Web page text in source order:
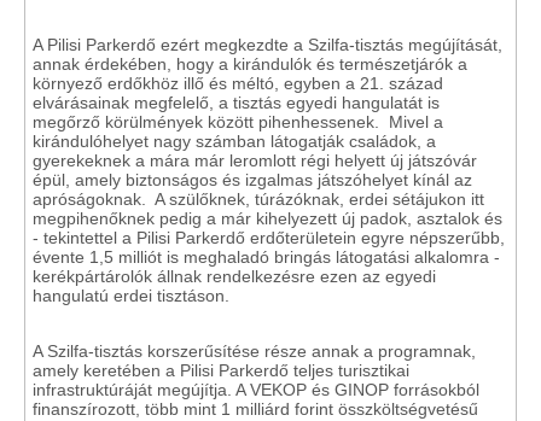
A Pilisi Parkerdő ezért megkezdte a Szilfa-tisztás megújítását,
annak érdekében, hogy a kirándulók és természetjárók a
környező erdőkhöz illő és méltó, egyben a 21. század
elvárásainak megfelelő, a tisztás egyedi hangulatát is
megőrző körülmények között pihenhessenek. Mivel a
kirándulóhelyet nagy számban látogatják családok, a
gyerekeknek a mára már leromlott régi helyett új játszóvár
épül, amely biztonságos és izgalmas játszóhelyet kínál az
apróságoknak. A szülőknek, túrázóknak, erdei sétájukon itt
megpihenőknek pedig a már kihelyezett új padok, asztalok és
- tekintettel a Pilisi Parkerdő erdőterületein egyre népszerűbb,
évente 1,5 milliót is meghaladó bringás látogatási alkalomra -
kerékpártárolók állnak rendelkezésre ezen az egyedi
hangulatú erdei tisztáson.
A Szilfa-tisztás korszerűsítése része annak a programnak,
amely keretében a Pilisi Parkerdő teljes turisztikai
infrastruktúráját megújítja. A VEKOP és GINOP forrásokból
finanszírozott, több mint 1 milliárd forint összköltségvetésű